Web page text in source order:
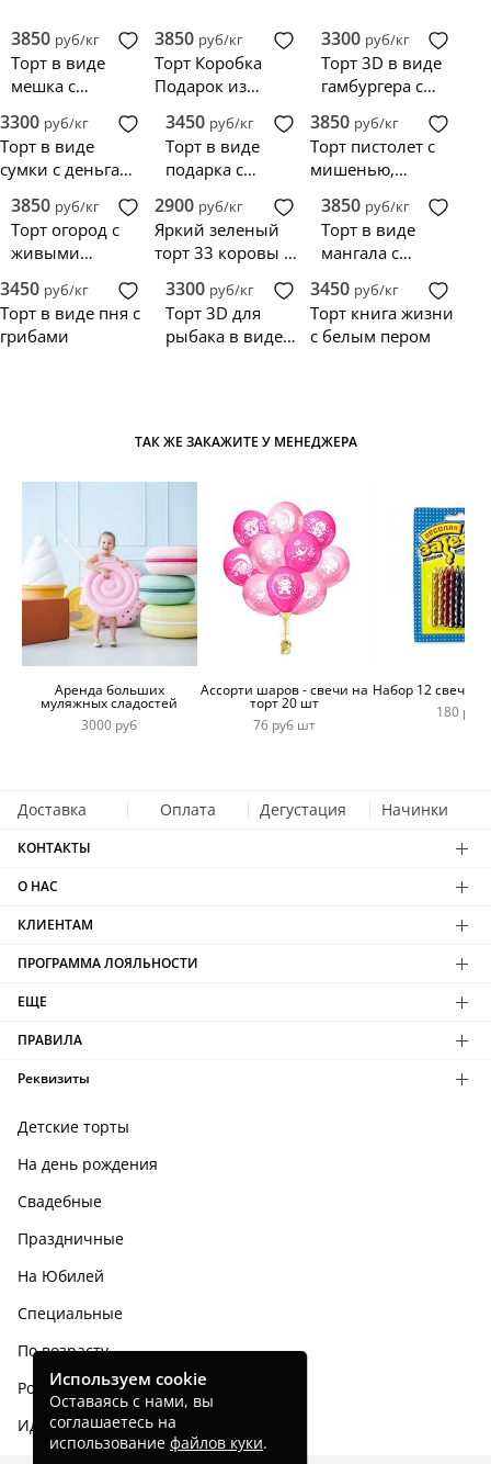
3850 руб/кг
Торт в виде
мешка с
3850 руб/кг
Торт Коробка
Подарок из
украшенный
цветами
3300 руб/кг
Торт 3D в виде
гамбургера с
3300 руб/кг
Торт в виде
сумки с деньгами
3450 руб/кг
Торт в виде
подарка с
3850 руб/кг
Торт пистолет с
мишенью,
пулями
3850 руб/кг
Торт огород с
живыми
мастики
2900 руб/кг
Яркий зеленый
торт 33 коровы с
3850 руб/кг
Торт в виде
мангала с
3450 руб/кг
Торт в виде пня с
грибами
3300 руб/кг
Торт 3D для
рыбака в виде
3450 руб/кг
Торт книга жизни
с белым пером
ТАК ЖЕ ЗАКАЖИТЕ У МЕНЕДЖЕРА
Аренда больших
муляжных сладостей
3000 руб
Ассорти шаров - свечи на
торт 20 шт
76 руб шт
Набор 12 свечей
180 руб
Доставка Оплата Дегустация Начинки
КОНТАКТЫ
О НАС
КЛИЕНТАМ
ПРОГРАММА ЛОЯЛЬНОСТИ
ЕЩЕ
ПРАВИЛА
Реквизиты
Детские торты
На день рождения
Свадебные
Праздничные
На Юбилей
Специальные
По возрасту
Родным и близким
Идеи тортов
Используем cookie
Оставаясь с нами, вы
соглашаетесь на
использование файлов куки.